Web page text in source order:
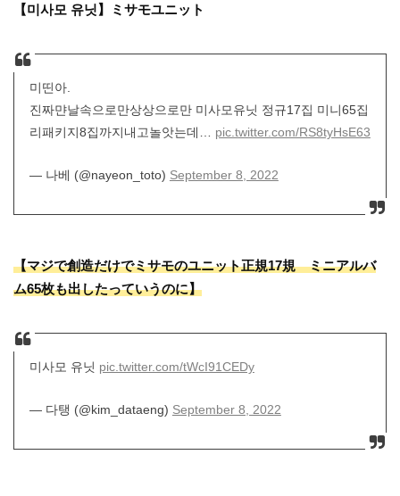
【미사모 유닛】ミサモユニット
미띤아.
진짜먄날속으로만상상으로만 미사모유닛 정규17집 미니65집
리패키지8집까지내고놀앗는데… pic.twitter.com/RS8tyHsE63
— 나베 (@nayeon_toto) September 8, 2022
【マジで創造だけでミサモのユニット正規17規 ミニアルバ
ム65枚も出したっていうのに】
미사모 유닛 pic.twitter.com/tWcI91CEDy
— 다탱 (@kim_dataeng) September 8, 2022